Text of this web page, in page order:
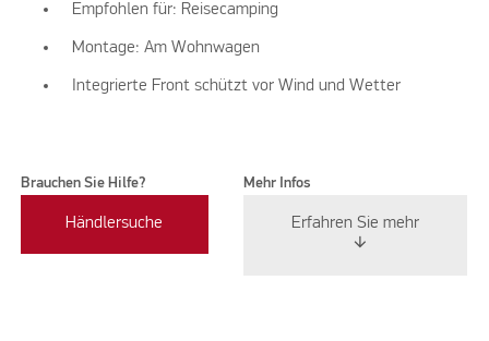
Empfohlen für: Reisecamping
Montage: Am Wohnwagen
Integrierte Front schützt vor Wind und Wetter
Brauchen Sie Hilfe?
Händlersuche
Mehr Infos
Erfahren Sie mehr